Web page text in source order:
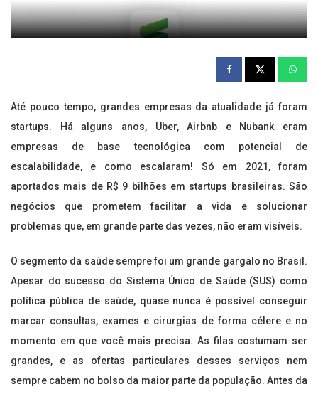
Até pouco tempo, grandes empresas da atualidade já foram
startups. Há alguns anos, Uber, Airbnb e Nubank eram
empresas de base tecnológica com potencial de
escalabilidade, e como escalaram! Só em 2021, foram
aportados mais de R$ 9 bilhões em startups brasileiras. São
negócios que prometem facilitar a vida e solucionar
problemas que, em grande parte das vezes, não eram visíveis.
O segmento da saúde sempre foi um grande gargalo no Brasil.
Apesar do sucesso do Sistema Único de Saúde (SUS) como
política pública de saúde, quase nunca é possível conseguir
marcar consultas, exames e cirurgias de forma célere e no
momento em que você mais precisa. As filas costumam ser
grandes, e as ofertas particulares desses serviços nem
sempre cabem no bolso da maior parte da população. Antes da